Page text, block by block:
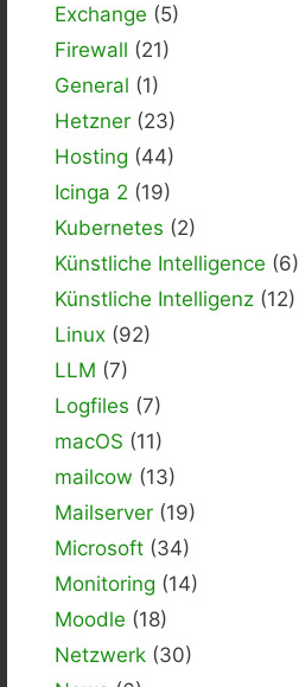
Exchange (5)
Firewall (21)
General (1)
Hetzner (23)
Hosting (44)
Icinga 2 (19)
Kubernetes (2)
Künstliche Intelligence (6)
Künstliche Intelligenz (12)
Linux (92)
LLM (7)
Logfiles (7)
macOS (11)
mailcow (13)
Mailserver (19)
Microsoft (34)
Monitoring (14)
Moodle (18)
Netzwerk (30)